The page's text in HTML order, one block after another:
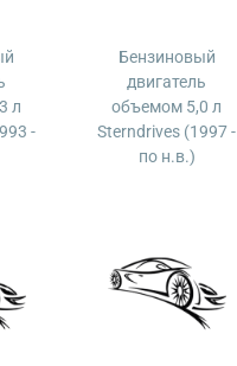
л
-
Бензиновый
двигатель
объемом 5,0 л
Sterndrives (1997 -
по н.в.)